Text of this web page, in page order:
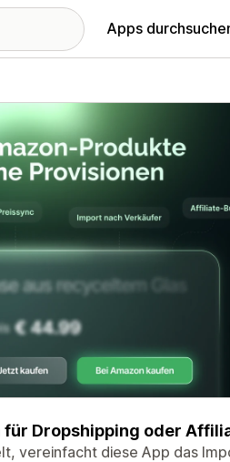
Apps
Dropshipping oder
vereinfacht diese App das